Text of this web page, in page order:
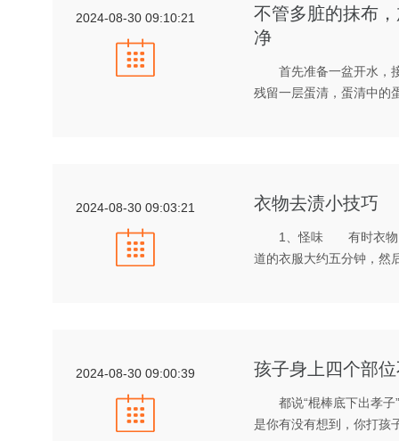
2024-08-30 09:10:21
不管多脏的抹布
净
首先准备一盆开水，
残留一层蛋清，蛋清中的
2024-08-30 09:03:21 衣物去渍小技巧
1、怪味 有时衣物因
道的衣服大约五分钟，
2024-08-30 09:00:39 孩子身上四个部
都说“棍棒底下出孝子”
是你有没有想到，你打